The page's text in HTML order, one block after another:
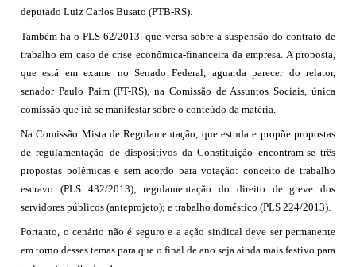
deputado Luiz Carlos Busato (PTB-RS).
Também há o PLS 62/2013. que versa sobre a suspensão do contrato de
trabalho em caso de crise econômica-financeira da empresa. A proposta,
que está em exame no Senado Federal, aguarda parecer do relator,
senador Paulo Paim (PT-RS), na Comissão de Assuntos Sociais, única
comissão que irá se manifestar sobre o conteúdo da matéria.
Na Comissão Mista de Regulamentação, que estuda e propõe propostas
de regulamentação de dispositivos da Constituição encontram-se três
propostas polêmicas e sem acordo para votação: conceito de trabalho
escravo (PLS 432/2013); regulamentação do direito de greve dos
servidores públicos (anteprojeto); e trabalho doméstico (PLS 224/2013).
Portanto, o cenário não é seguro e a ação sindical deve ser permanente
em torno desses temas para que o final de ano seja ainda mais festivo para